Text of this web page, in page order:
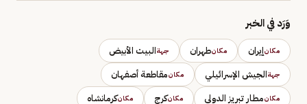
وَرَد في الخبر
مكانإيران مكانطهران جهةالبيت الأبيض
جهةالجيش الإسرائيلي مكانمقاطعة أصفهان
مكانمطار تبريز الدولي مكانكرج مكانكرمانشاه